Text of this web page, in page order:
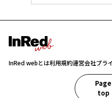
InRed webとは利用規約運営会社プラ
Page
top